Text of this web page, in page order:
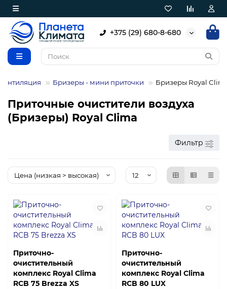
+375 (29) 680-8-680
Бризеры - мини приточки Бризеры Royal
Приточные очистители воздуха
(Бризеры) Royal Clima
Фильтр
Приточно-
очистительный
комплекс Royal Clima
RCB 75 Brezza XS
Приточно-
очистительный
комплекс Royal Clima
RCB 80 LUX